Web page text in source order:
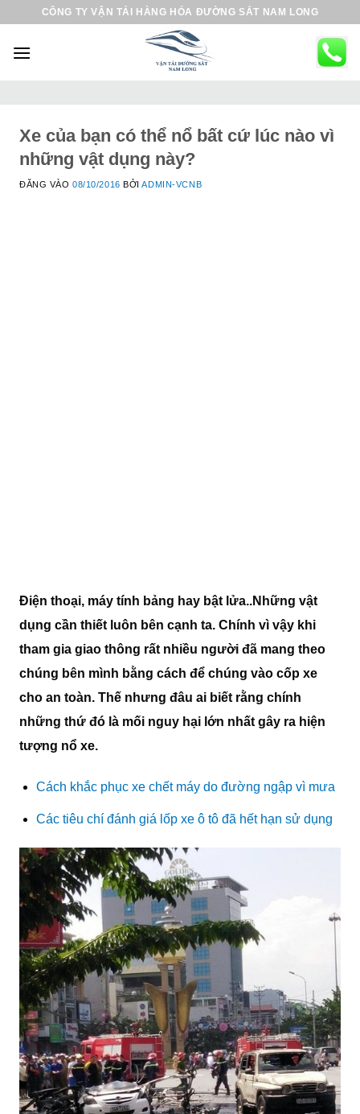
CÔNG TY VẬN TẢI HÀNG HÓA ĐƯỜNG SẮT NAM LONG
Xe của bạn có thể nổ bất cứ lúc nào vì
những vật dụng này?
ĐĂNG VÀO08/10/2016 BỞIADMIN-VCNB
Điện thoại, máy tính bảng hay bật lửa..Những vật
dụng cần thiết luôn bên cạnh ta. Chính vì vậy khi
tham gia giao thông rất nhiều người đã mang theo
chúng bên mình bằng cách để chúng vào cốp xe
cho an toàn. Thế nhưng đâu ai biết rằng chính
những thứ đó là mối nguy hại lớn nhất gây ra hiện
tượng nổ xe.
Cách khắc phục xe chết máy do đường ngập vì mưa
Các tiêu chí đánh giá lốp xe ô tô đã hết hạn sử dụng